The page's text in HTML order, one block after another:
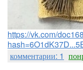
https://vk.com/
комментарии: 1